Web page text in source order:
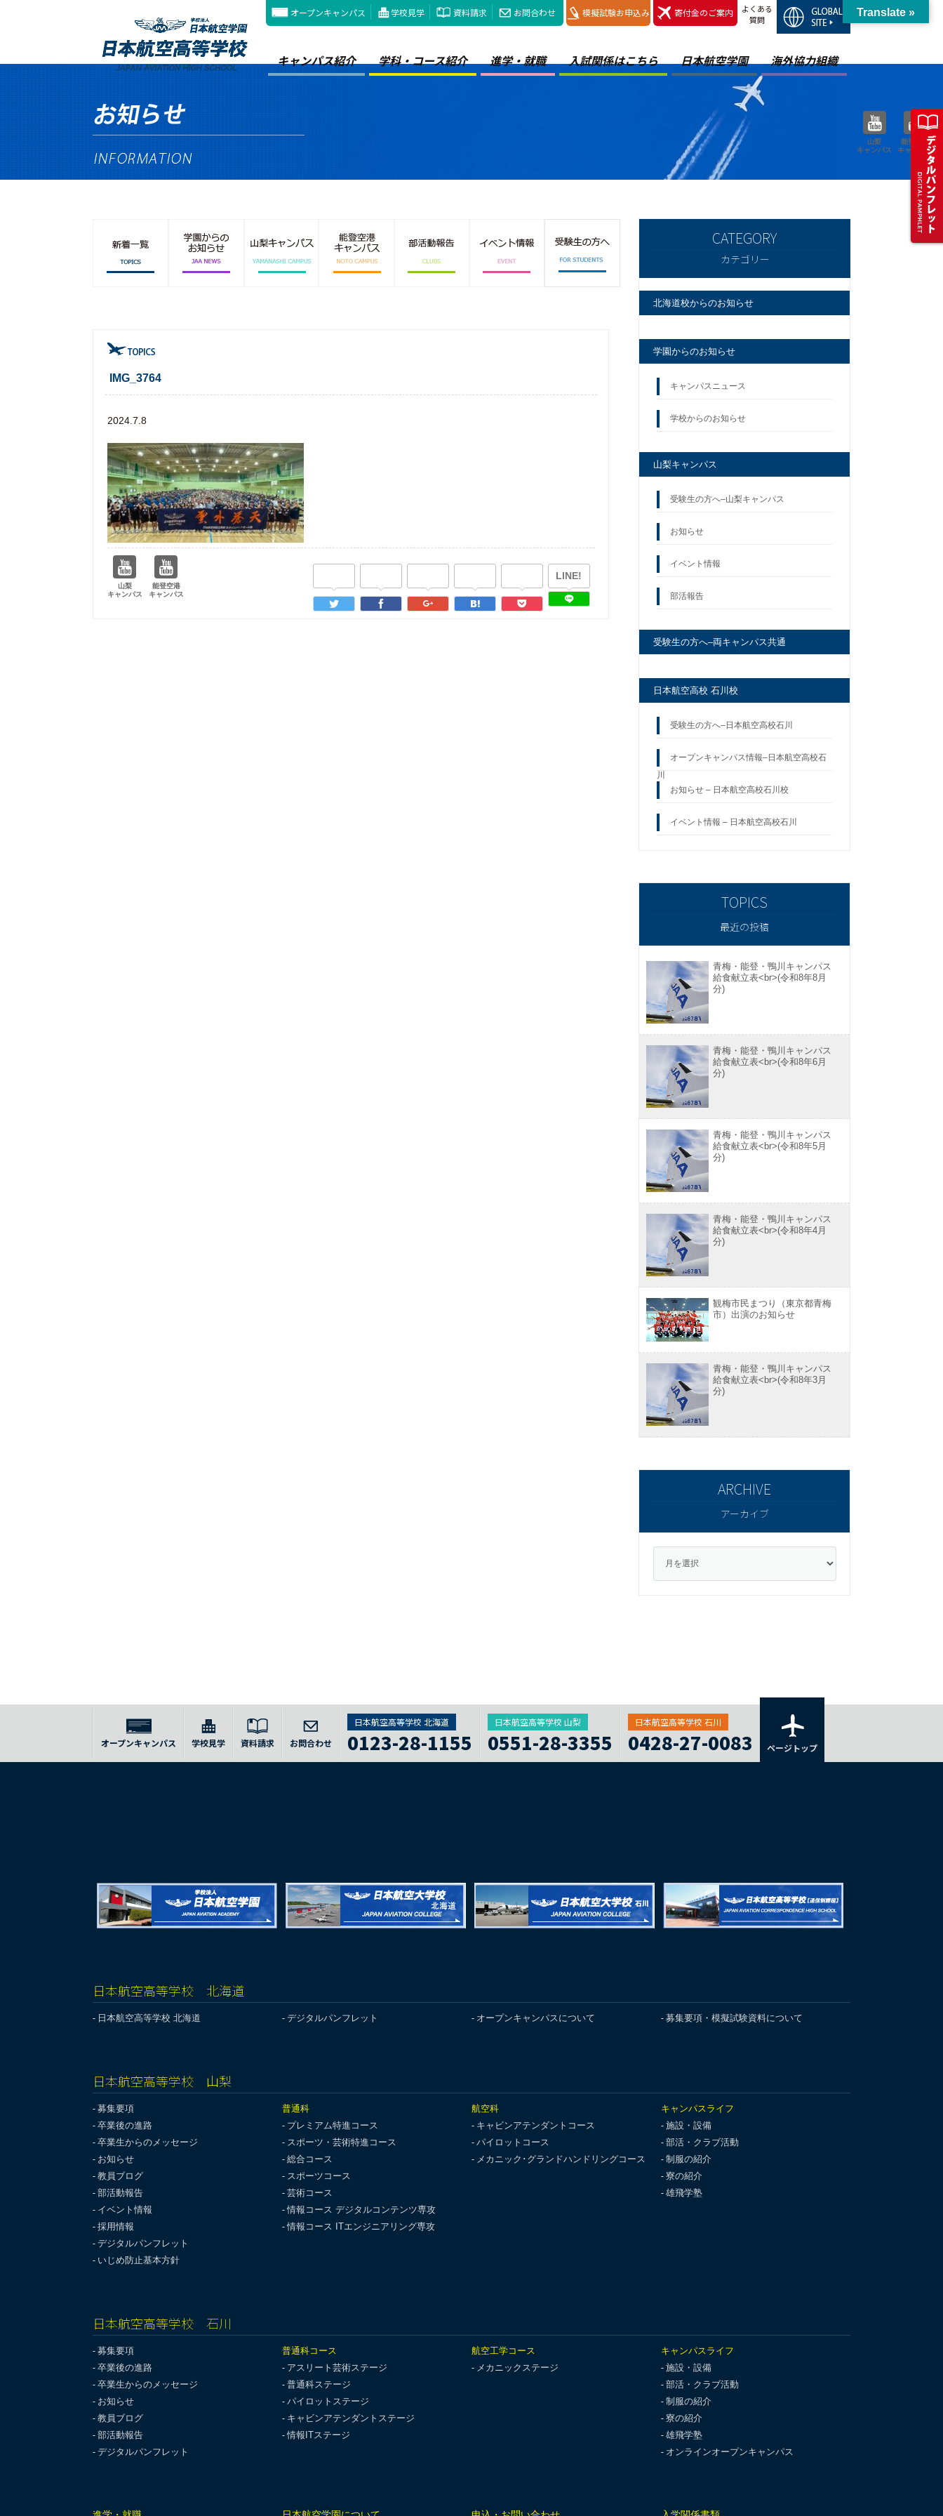
オープンキャンパス 学校見学 資料請求 お問合わせ 模擬試験お申込み 寄付金のご案内
よくある
質問
キャンパス紹介 学科・コース紹介 進学・就職 入試関係はこちら 日本航空学園 海外協力組織
山梨
キャンパス
能登空港
キャンパス
IMG_3764
2024.7.8
LINE!
山梨
キャンパス
能登空港
キャンパス
カテゴリー
北海道校からのお知らせ
学園からのお知らせ
キャンパスニュース
学校からのお知らせ
山梨キャンパス
受験生の方へ–山梨キャンパス
お知らせ
イベント情報
部活報告
受験生の方へ–両キャンパス共通
日本航空高校 石川校
受験生の方へ–日本航空高校石川
オープンキャンパス情報–日本航空高校石
川
お知らせ – 日本航空高校石川校
イベント情報 – 日本航空高校石川
最近の投稿
青梅・能登・鴨川キャンパス
給食献立表<br>(令和8年8月
分)
青梅・能登・鴨川キャンパス
給食献立表<br>(令和8年6月
分)
青梅・能登・鴨川キャンパス
給食献立表<br>(令和8年5月
分)
青梅・能登・鴨川キャンパス
給食献立表<br>(令和8年4月
分)
観梅市民まつり（東京都青梅
市）出演のお知らせ
青梅・能登・鴨川キャンパス
給食献立表<br>(令和8年3月
分)
アーカイブ
オープンキャンパス 学校見学 資料請求 お問合わせ
日本航空高等学校 北海道
0123-28-1155
日本航空高等学校 山梨
0551-28-3355
日本航空高等学校 石川
0428-27-0083 ページトップ
日本航空高等学校 北海道
日本航空高等学校 北海道 デジタルパンフレット オープンキャンパスについて 募集要項・模擬試験資料について
日本航空高等学校 山梨
募集要項
卒業後の進路
卒業生からのメッセージ
お知らせ
教員ブログ
部活動報告
イベント情報
採用情報
デジタルパンフレット
いじめ防止基本方針
普通科
プレミアム特進コース
スポーツ・芸術特進コース
総合コース
スポーツコース
芸術コース
情報コース デジタルコンテンツ専攻
情報コース ITエンジニアリング専攻
航空科
キャビンアテンダントコース
パイロットコース
メカニック･グランドハンドリングコース
キャンパスライフ
施設・設備
部活・クラブ活動
制服の紹介
寮の紹介
雄飛学塾
日本航空高等学校 石川
募集要項
卒業後の進路
卒業生からのメッセージ
お知らせ
教員ブログ
部活動報告
デジタルパンフレット
普通科コース
アスリート芸術ステージ
普通科ステージ
パイロットステージ
キャビンアテンダントステージ
情報ITステージ
航空工学コース
メカニックステージ
キャンパスライフ
施設・設備
部活・クラブ活動
制服の紹介
寮の紹介
雄飛学塾
オンラインオープンキャンパス
Translate »